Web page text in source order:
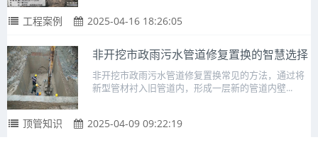
工程案例 2025-04-16 18:26:05
非开挖市政雨污水管道修复置换的智慧选择
非开挖市政雨污水管道修复置换常见的方法，通过将
新型管材衬入旧管道内，形成一层新的管道内壁...
顶管知识 2025-04-09 09:22:19